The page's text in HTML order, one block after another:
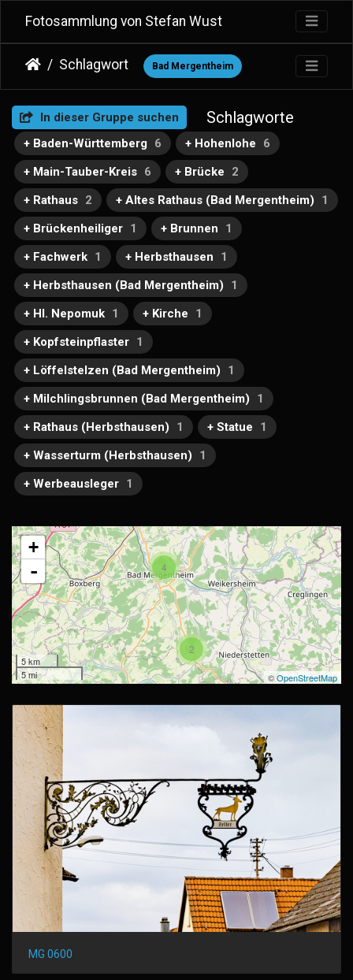
Fotosammlung von Stefan Wust
Schlagwort Bad Mergentheim
In dieser Gruppe suchen Schlagworte
+ Baden-Württemberg 6 + Hohenlohe
6
+ Main-Tauber-Kreis 6 + Brücke
2
+ Rathaus 2 + Altes Rathaus (Bad Mergentheim)
1
+ Brückenheiliger 1 + Brunnen
1
+ Fachwerk 1 + Herbsthausen
1
+ Herbsthausen (Bad Mergentheim)
1
+ Hl. Nepomuk 1 + Kirche
1
+ Kopfsteinpflaster 1
+ Löffelstelzen (Bad Mergentheim)
1
+ Milchlingsbrunnen (Bad Mergentheim)
1
+ Rathaus (Herbsthausen)
1 + Statue
1
+ Wasserturm (Herbsthausen)
1
+ Werbeausleger 1
2
4
+
-
5 km
5 mi
©OpenStreetMap
MG 0600